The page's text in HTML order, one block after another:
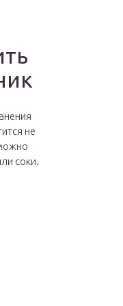
не
соки.